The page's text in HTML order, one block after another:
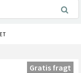
Gratis fragt